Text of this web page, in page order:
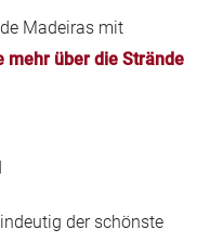
Madeiras mit
mehr über die Strände
der schönste